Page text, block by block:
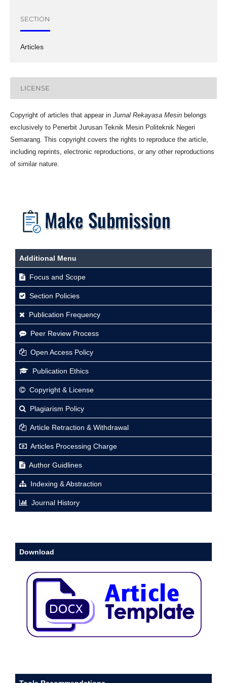
SECTION
Articles
LICENSE
Copyright of articles that appear in Jurnal Rekayasa Mesinbelongs
exclusively to Penerbit Jurusan Teknik Mesin Politeknik Negeri
Semarang. This copyright covers the rights to reproduce the article,
including reprints, electronic reproductions, or any other reproductions
of similar nature.
Additional Menu
Focus and Scope
Section Policies
Publication Frequency
Peer Review Process
Open Access Policy
Publication Ethics
Copyright & License
Plagiarism Policy
Article Retraction & Withdrawal
Articles Processing Charge
Author Guidlines
Indexing & Abstraction
Journal History
Download